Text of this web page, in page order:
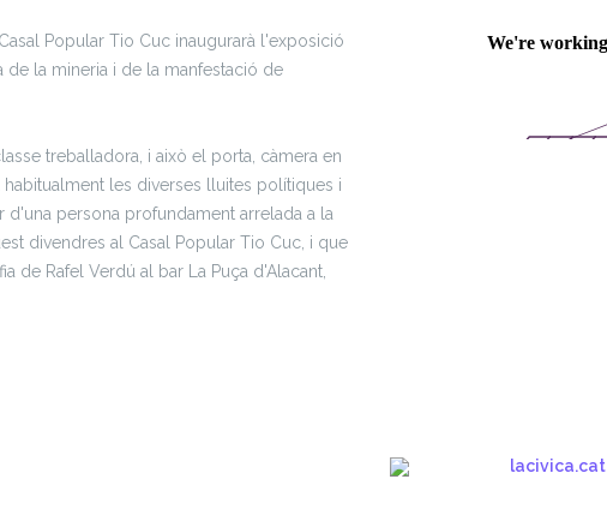
Popular Tio Cuc inaugurarà l'exposició
la mineria i de la manfestació de
treballadora, i això el porta, càmera en
les diverses lluites polítiques i
persona profundament arrelada a la
divendres al Casal Popular Tio Cuc, i que
de Rafel Verdú al bar La Puça d'Alacant,
lacivica.cat